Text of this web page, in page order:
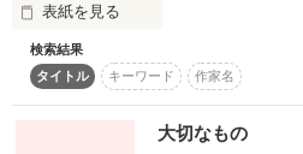
スターツ出版小説投稿サイト合同
賞」ベリーズカフェ会場
その他の条件 動画あり
私がいる意味なんてあるのだろうか
表紙を見る
継母と異母妹に虐げられてきたヒロ
最後に、スカッとします。
検索結果
タイトル
キーワード 作家名
大切なもの